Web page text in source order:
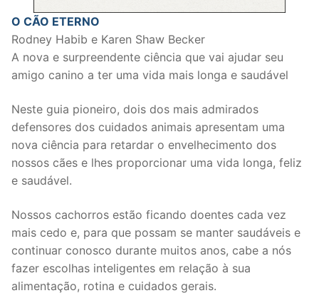
O CÃO ETERNO
Rodney Habib e Karen Shaw Becker
A nova e surpreendente ciência que vai ajudar seu
amigo canino a ter uma vida mais longa e saudável
Neste guia pioneiro, dois dos mais admirados
defensores dos cuidados animais apresentam uma
nova ciência para retardar o envelhecimento dos
nossos cães e lhes proporcionar uma vida longa, feliz
e saudável.
Nossos cachorros estão ficando doentes cada vez
mais cedo e, para que possam se manter saudáveis e
continuar conosco durante muitos anos, cabe a nós
fazer escolhas inteligentes em relação à sua
alimentação, rotina e cuidados gerais.